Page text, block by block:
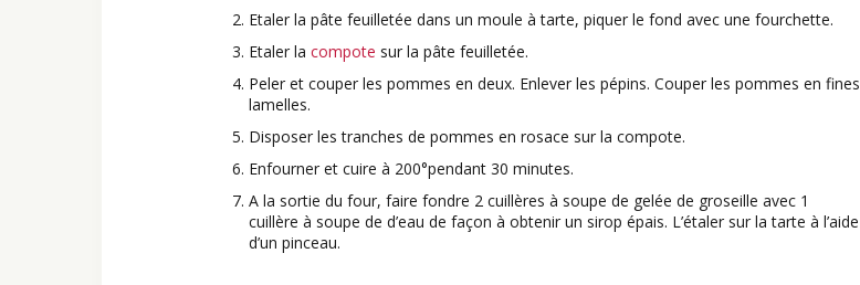
Etaler la pâte feuilletée dans un moule à tarte, piquer le fond avec une fourchette.
Etaler la compote sur la pâte feuilletée.
Peler et couper les pommes en deux. Enlever les pépins. Couper les pommes en fines
lamelles.
Disposer les tranches de pommes en rosace sur la compote.
Enfourner et cuire à 200°pendant 30 minutes.
A la sortie du four, faire fondre 2 cuillères à soupe de gelée de groseille avec 1
cuillère à soupe de d’eau de façon à obtenir un sirop épais. L’étaler sur la tarte à l’aide
d’un pinceau.